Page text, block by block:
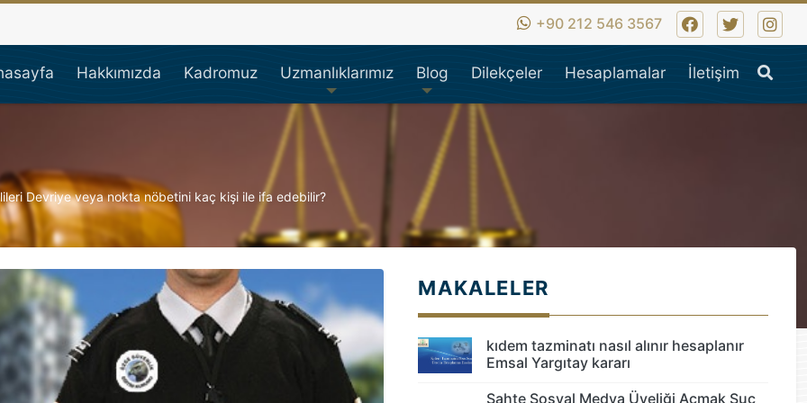
Avukatı, İşçi Hakları,iş hukuk,ticaret
+90 212 546 3567
Hakkımızda Kadromuz Uzmanlıklarımız Blog Dilekçeler Hesaplamalar İletişim
Devriye veya nokta nöbetini kaç kişi ile ifa edebilir?
MAKALELER
kıdem tazminatı nasıl alınır hesaplanır
Emsal Yargıtay kararı
Sahte Sosyal Medya Üyeliği Açmak Suç